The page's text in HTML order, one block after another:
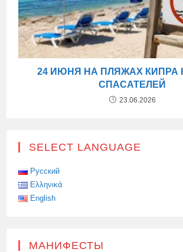
24 ИЮНЯ НА ПЛЯЖАХ КИПРА
СПАСАТЕЛЕЙ
23.06.2026
SELECT LANGUAGE
Русский
Ελληνικά
English
МАНИФЕСТЫ